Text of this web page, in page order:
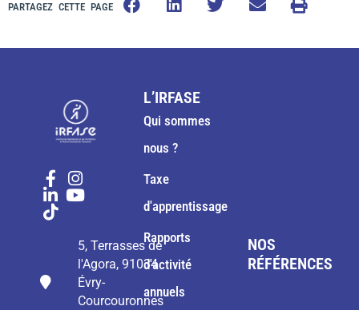
PARTAGEZ CETTE PAGE
5, Terrasses de
l'Agora, 91034
Évry-
Courcouronnes
L’IRFASE
Qui sommes
nous ?
Taxe
d'apprentissage
Rapports
d'activité
annuels
NOS
RÉFÉRENCES